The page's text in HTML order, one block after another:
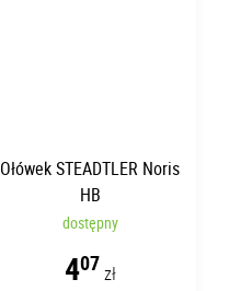
Ołówek STEADTLER Noris
HB
dostępny
407 zł